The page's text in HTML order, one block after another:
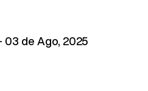
03 de Ago, 2025